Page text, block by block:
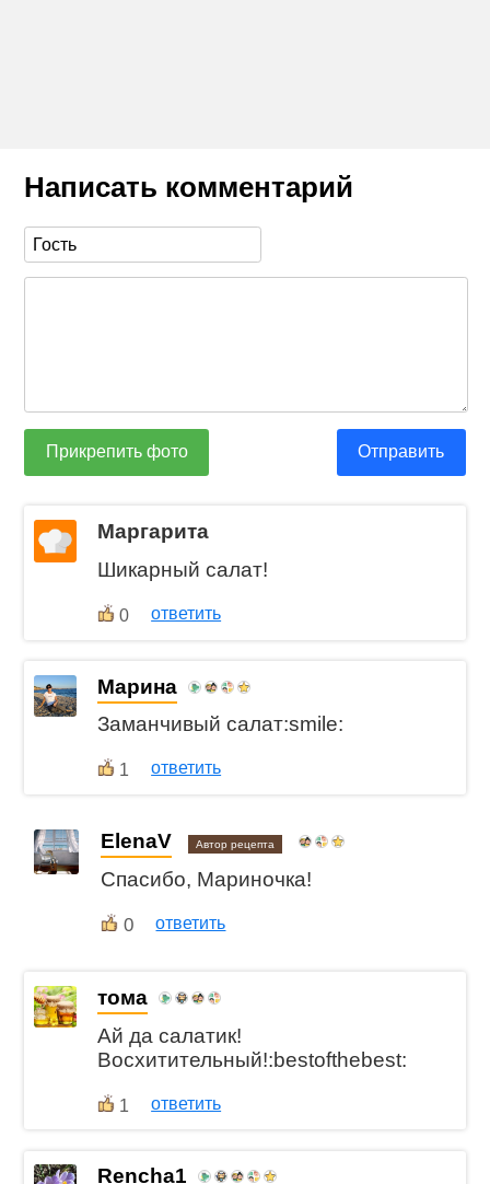
Написать комментарий
Прикрепить фото Отправить
Маргарита
Шикарный салат!
0 ответить
Марина
Заманчивый салат:smile:
1 ответить
ElenaV Автор рецепта
Спасибо, Мариночка!
0 ответить
тома
Ай да салатик!
Восхитительный!:bestofthebest:
1 ответить
Rencha1